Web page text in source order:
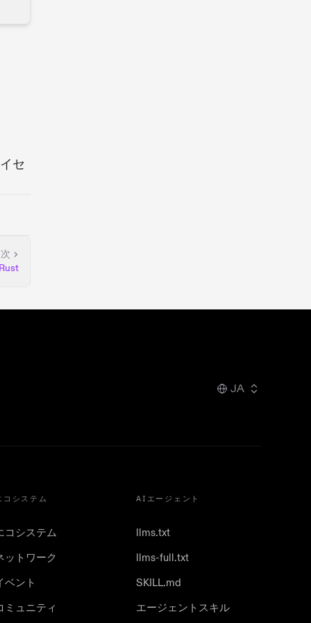
セ
次
JA
コシステム
コシステム
ットワーク
ベント
ミュニティ
AIエージェント
llms.txt
llms-full.txt
SKILL.md
エージェントスキル